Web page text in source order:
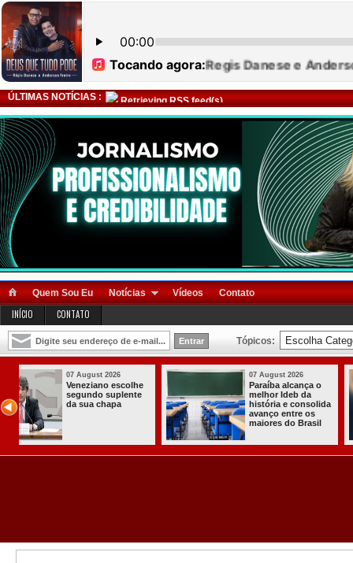
ÚLTIMAS NOTÍCIAS : Retrieving RSS feed(s)
Quem Sou Eu Notícias Vídeos Contato
INÍCIO CONTATO
Tópicos:
07 August 2026
Homem é preso
com armas,
munições e
radiocomunicadore
03 August 2026
Itabaiana
a primeira
Comunitária
Solidária a
Comunidade